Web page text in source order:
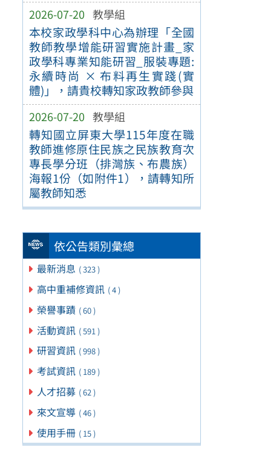
2026-07-20 教學組
本校家政學科中心為辦理「全國
教師教學增能研習實施計畫_家
政學科專業知能研習_服裝專題:
永續時尚 × 布料再生實踐(實
體)」，請貴校轉知家政教師參與
2026-07-20 教學組
轉知國立屏東大學115年度在職
教師進修原住民族之民族教育次
專長學分班（排灣族、布農族）
海報1份（如附件1），請轉知所
屬教師知悉
依公告類別彙總
最新消息 ( 323 )
高中重補修資訊 ( 4 )
榮譽事蹟 ( 60 )
活動資訊 ( 591 )
研習資訊 ( 998 )
考試資訊 ( 189 )
人才招募 ( 62 )
來文宣導 ( 46 )
使用手冊 ( 15 )